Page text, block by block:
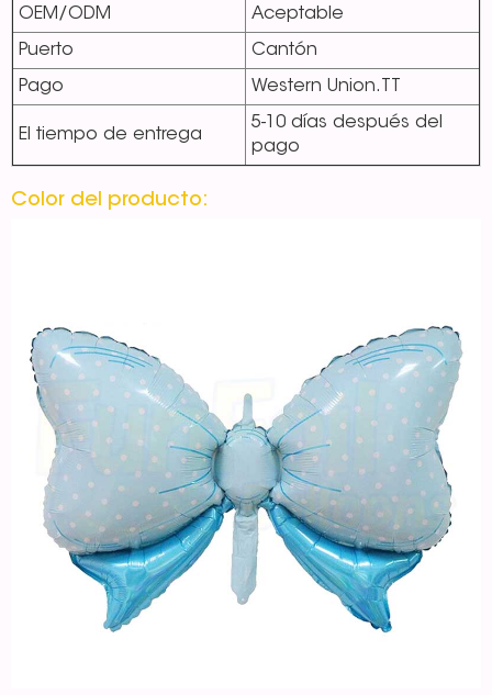
OEM/ODM Aceptable
Puerto Cantón
Pago Western Union.TT
El tiempo de entrega
5-10 días después del
pago
Color del producto: